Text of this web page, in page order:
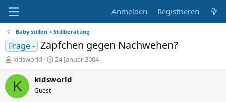
Anmelden Registrieren
Baby stillen + Stillberatung
Frage - Zäpfchen gegen Nachwehen?
E
r
s
kidsworld
E
r
s
24 Januar 2004
K kidsworld
Guest